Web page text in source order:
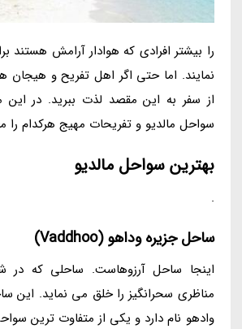
را بیشتر افرادی که هوادار آرامش هستند
نمایند. اما حتی اگر اهل تفریح و هیجان
از سفر به این مقصد لذت ببرید. در
سواحل مالدیو و تفریحات مهیج هرکدام را
بهترین سواحل مالدیو
.
ساحل جزیره وداهو (Vaddhoo)
اینجا ساحل آرزوهاست. ساحلی که
مناظری سحرانگیز را خلق می نماید. این
وادهو نام دارد و یکی از متفاوت ترین